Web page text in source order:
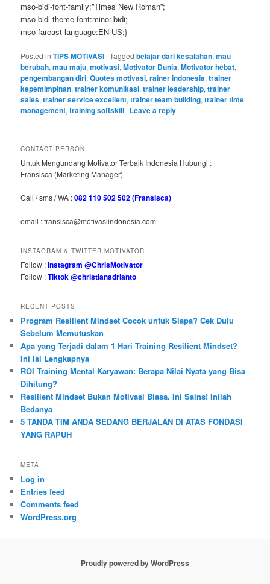
mso-bidi-font-family:”Times New Roman”;
mso-bidi-theme-font:minor-bidi;
mso-fareast-language:EN-US;}
Posted in TIPS MOTIVASI |Tagged belajar dari kesalahan,mau
berubah,mau maju,motivasi,Motivator Dunia,Motivator hebat,
pengembangan diri,Quotes motivasi,rainer indonesia,trainer
kepemimpinan,trainer komunikasi,trainer leadership,trainer
sales,trainer service excellent,trainer team building,trainer time
management,training softskill | Leave a reply
CONTACT PERSON
Untuk Mengundang Motivator Terbaik Indonesia Hubungi :
Fransisca (Marketing Manager)
Call / sms / WA :082 110 502 502 (Fransisca)
email : fransisca@motivasiindonesia.com
INSTAGRAM & TWITTER MOTIVATOR
Follow :Instagram @ChrisMotivator
Follow :Tiktok @christianadrianto
RECENT POSTS
Program Resilient Mindset Cocok untuk Siapa? Cek Dulu
Sebelum Memutuskan
Apa yang Terjadi dalam 1 Hari Training Resilient Mindset?
Ini Isi Lengkapnya
ROI Training Mental Karyawan: Berapa Nilai Nyata yang Bisa
Dihitung?
Resilient Mindset Bukan Motivasi Biasa. Ini Sains! Inilah
Bedanya
5 TANDA TIM ANDA SEDANG BERJALAN DI ATAS FONDASI
YANG RAPUH
META
Log in
Entries feed
Comments feed
WordPress.org
Proudly powered by WordPress